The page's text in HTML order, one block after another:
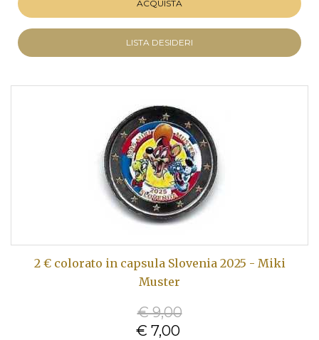
ACQUISTA
LISTA DESIDERI
2 € colorato in capsula Slovenia 2025 - Miki
Muster
€ 9,00
€ 7,00